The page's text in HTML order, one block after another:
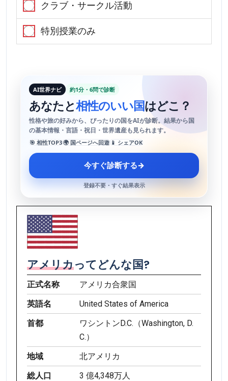
クラブ・サークル活動
特別授業のみ
AI世界ナビ 約1分・6問で診断
あなたと相性のいい国はどこ？
性格や旅の好みから、ぴったりの国をAIが診断。結果から国
の基本情報・言語・祝日・世界遺産も見られます。
🎯 相性TOP3🌍 国ページへ回遊 📱 シェアOK
今すぐ診断する→
登録不要・すぐ結果表示
アメリカってどんな国?
正式名称
アメリカ合衆国
英語名
United States of America
首都
ワシントンD.C.（Washington, D.
C.）
地域
北アメリカ
総人口
3 億4,348万人